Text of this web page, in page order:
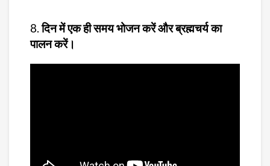
8.दिन में एक ही समय भोजन करें और ब्रह्मचर्य का
पालन करें।